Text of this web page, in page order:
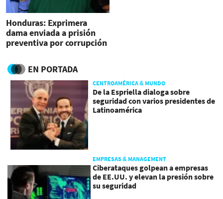
Honduras: Exprimera
dama enviada a prisión
preventiva por corrupción
EN PORTADA
CENTROAMÉRICA & MUNDO
De la Espriella dialoga sobre
seguridad con varios presidentes de
Latinoamérica
EMPRESAS & MANAGEMENT
Ciberataques golpean a empresas
de EE.UU. y elevan la presión sobre
su seguridad